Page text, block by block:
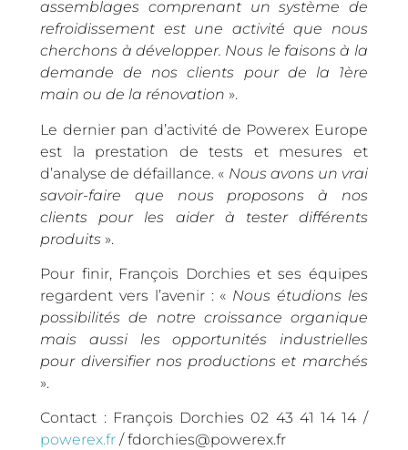
assemblages comprenant un système de
refroidissement est une activité que nous
cherchons à développer. Nous le faisons à la
demande de nos clients pour de la 1ère
main ou de la rénovation ».
Le dernier pan d’activité de Powerex Europe
est la prestation de tests et mesures et
d’analyse de défaillance. « Nous avons un vrai
savoir-faire que nous proposons à nos
clients pour les aider à tester différents
produits ».
Pour finir, François Dorchies et ses équipes
regardent vers l’avenir : « Nous étudions les
possibilités de notre croissance organique
mais aussi les opportunités industrielles
pour diversifier nos productions et marchés
».
Contact : François Dorchies 02 43 41 14 14 /
powerex.fr / fdorchies@powerex.fr